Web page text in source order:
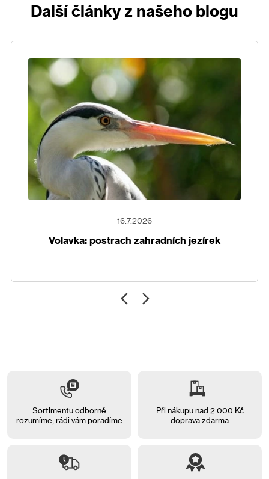
Další články z našeho blogu
Volavka: postrach zahradních jezírek
16.7.2026
Sortimentu odborně
rozumíme, rádi vámporadíme
Při nákupu nad 2 000 Kč
doprava zdarma